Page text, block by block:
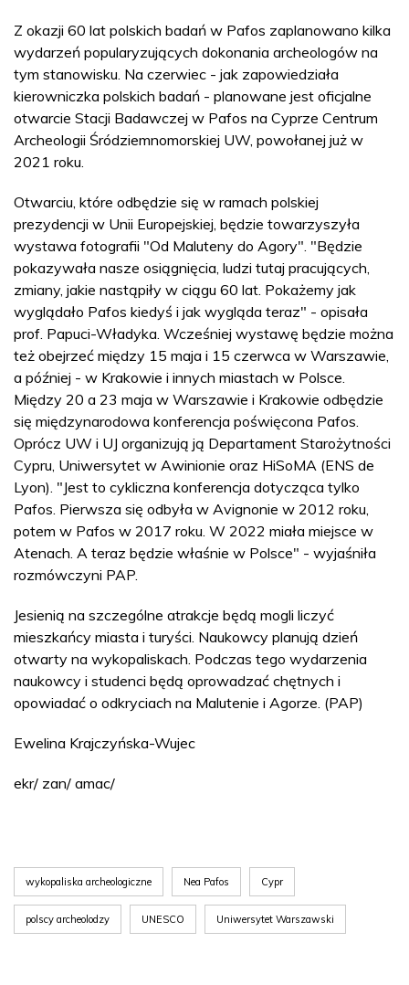
Z okazji 60 lat polskich badań w Pafos zaplanowano kilka
wydarzeń popularyzujących dokonania archeologów na
tym stanowisku. Na czerwiec - jak zapowiedziała
kierowniczka polskich badań - planowane jest oficjalne
otwarcie Stacji Badawczej w Pafos na Cyprze Centrum
Archeologii Śródziemnomorskiej UW, powołanej już w
2021 roku.
Otwarciu, które odbędzie się w ramach polskiej
prezydencji w Unii Europejskiej, będzie towarzyszyła
wystawa fotografii "Od Maluteny do Agory". "Będzie
pokazywała nasze osiągnięcia, ludzi tutaj pracujących,
zmiany, jakie nastąpiły w ciągu 60 lat. Pokażemy jak
wyglądało Pafos kiedyś i jak wygląda teraz" - opisała
prof. Papuci-Władyka. Wcześniej wystawę będzie można
też obejrzeć między 15 maja i 15 czerwca w Warszawie,
a później - w Krakowie i innych miastach w Polsce.
Między 20 a 23 maja w Warszawie i Krakowie odbędzie
się międzynarodowa konferencja poświęcona Pafos.
Oprócz UW i UJ organizują ją Departament Starożytności
Cypru, Uniwersytet w Awinionie oraz HiSoMA (ENS de
Lyon). "Jest to cykliczna konferencja dotycząca tylko
Pafos. Pierwsza się odbyła w Avignonie w 2012 roku,
potem w Pafos w 2017 roku. W 2022 miała miejsce w
Atenach. A teraz będzie właśnie w Polsce" - wyjaśniła
rozmówczyni PAP.
Jesienią na szczególne atrakcje będą mogli liczyć
mieszkańcy miasta i turyści. Naukowcy planują dzień
otwarty na wykopaliskach. Podczas tego wydarzenia
naukowcy i studenci będą oprowadzać chętnych i
opowiadać o odkryciach na Malutenie i Agorze. (PAP)
Ewelina Krajczyńska-Wujec
ekr/ zan/ amac/
wykopaliska archeologiczne Nea Pafos Cypr
polscy archeolodzy UNESCO Uniwersytet Warszawski